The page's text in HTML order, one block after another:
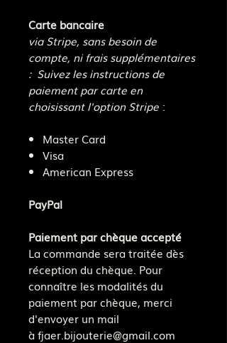
Carte bancaire
via Stripe, sans besoin de
compte, ni frais supplémentaires
: Suivez les instructions de
paiement par carte en
choisissant l'option Stripe :
Master Card
Visa
American Express
PayPal
Paiement par chèque accepté
La commande sera traitée dès
réception du chèque. Pour
connaître les modalités du
paiement par chèque, merci
d'envoyer un mail
à fjaer.bijouterie@gmail.com